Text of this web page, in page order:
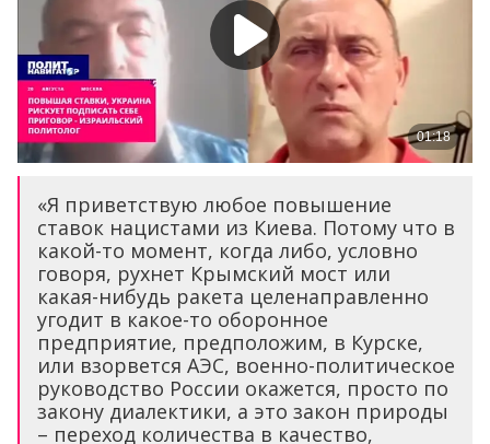
«Я приветствую любое повышение
ставок нацистами из Киева. Потому что в
какой-то момент, когда либо, условно
говоря, рухнет Крымский мост или
какая-нибудь ракета целенаправленно
угодит в какое-то оборонное
предприятие, предположим, в Курске,
или взорвется АЭС, военно-политическое
руководство России окажется, просто по
закону диалектики, а это закон природы
– переход количества в качество,